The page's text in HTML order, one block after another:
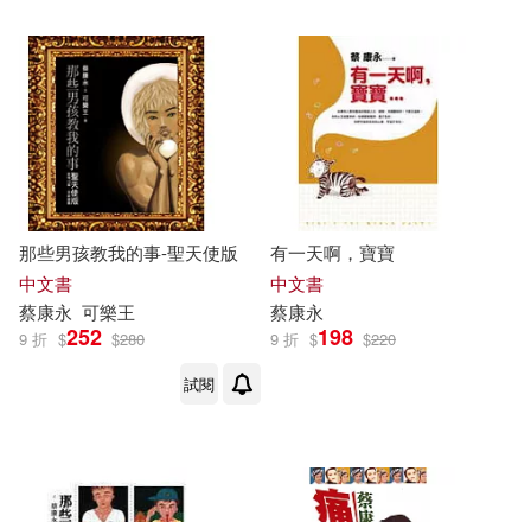
那些男孩教我的事-聖天使版
中文書
蔡康永 可樂王
9 折 $252 $280
試閱
有一天啊，寶寶
中文書
蔡康永
9 折 $198 $220